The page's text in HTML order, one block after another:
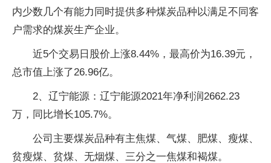
内少数几个有能力同时提供多种煤炭品种以满足不同客
户需求的煤炭生产企业。
近5个交易日股价上涨8.44%，最高价为16.39元，
总市值上涨了26.96亿。
2、辽宁能源：辽宁能源2021年净利润2662.23
万，同比增长105.7%。
公司主要煤炭品种有主焦煤、气煤、肥煤、瘦煤、
贫瘦煤、贫煤、无烟煤、三分之一焦煤和褐煤。